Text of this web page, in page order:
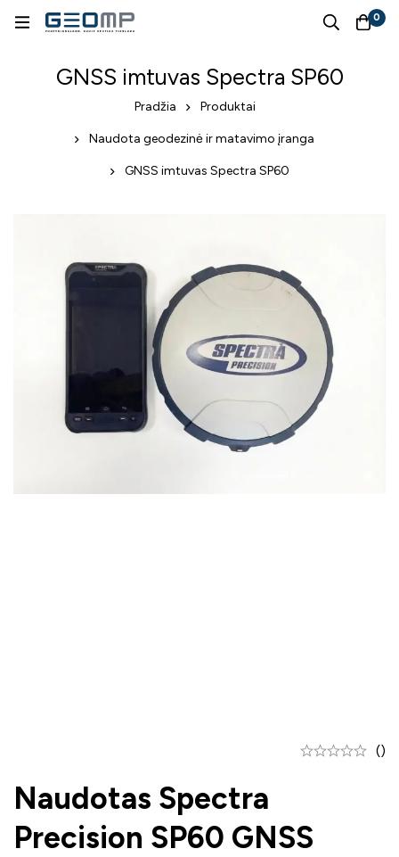
0
GNSS imtuvas Spectra SP60
Pradžia Produktai
Naudota geodezinė ir matavimo įranga
GNSS imtuvas Spectra SP60
()
Naudotas Spectra
Precision SP60 GNSS